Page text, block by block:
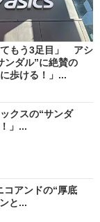
てもう3足目」 アシ
ンダル”に絶賛の
歩ける！」...
クスの“サンダ
」...
コアンドの“厚底
と...